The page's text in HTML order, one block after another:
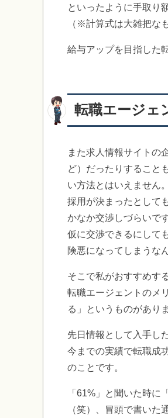
といったように手取り
（※計算式は大雑把な
給与アップを目指した
転職エージェ
また求人情報サイトの
ど）だったりすること
い方法とはいえません。
採用が決まったとして
かなか交渉しづらいで
仮に交渉できるにして
険悪になってしまうな
そこで私がおすすめす
転職エージェントのメ
る」というものがあり
先日情報として入手し
今までの実績で転職成
のことです。
「61%」と聞いた時
（笑）、冒頭で書い